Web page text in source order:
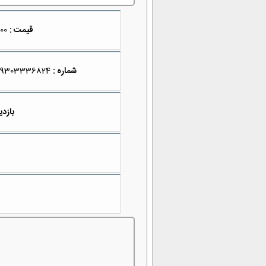
قیمت :
شماره :